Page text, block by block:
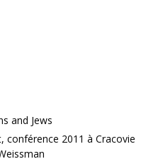
and Jews
conférence 2011 à Cracovie